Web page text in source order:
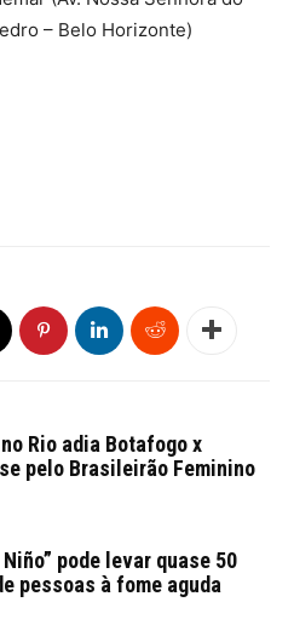
– Belo Horizonte)
Rio adia Botafogo x
pelo Brasileirão Feminino
Niño” pode levar quase 50
pessoas à fome aguda